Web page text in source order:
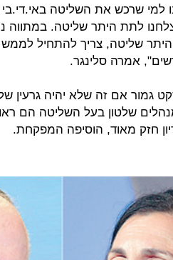
למי שרכש את השליטה באי.די.בי
לתת היתר שליטה. במתווה
אמרה סלינגר.
גמור אם זה שלא יהיה גרעין
שלטון בעל השליטה הם
חזק מאוד, הוסיפה המפקחת.